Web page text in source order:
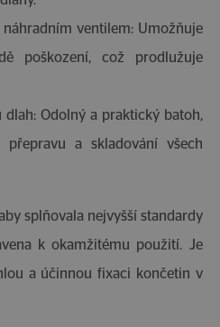
náhradním ventilem: Umožňuje
poškození, což prodlužuje
Odolný a praktický batoh,
přepravu a skladování všech
splňovala nejvyšší standardy
k okamžitému použití. Je
a účinnou fixaci končetin v